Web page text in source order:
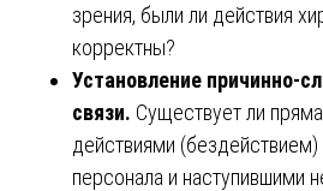
зрения, были ли действия
корректны?
Установление причинно-
связи. Существует ли
действиями
персонала и наступившими